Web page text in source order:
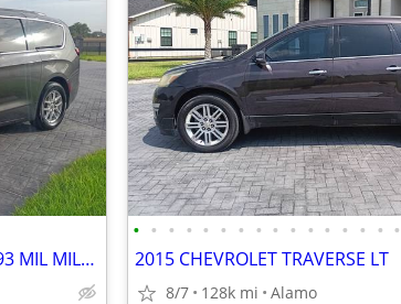
2022 CHRYSLER PACIFICA LIMITED 93 MIL MILLAS
• • • • • • • • • • • • • • • •
2015 CHEVROLET TRAVERSE LT
8/7 128k mi Alamo